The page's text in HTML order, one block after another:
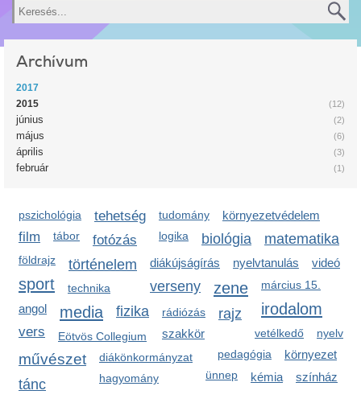
Keresés
Archívum
2017
(12)
2015
(2)
június
(6)
május
(3)
április
(1)
február
pszichológia tehetség tudomány környezetvédelem
film logika biológia
tábor matematika
fotózás
diákújságírás nyelvtanulás
földrajz történelem
sport
videó
verseny zene március 15.
technika
irodalom
angol media fizika rádiózás rajz
szakkör vetélkedő
vers
Eötvös Collegium
pedagógia
művészet diákönkormányzat környezet
ünnep kémia színház
hagyomány
nyelv
tánc